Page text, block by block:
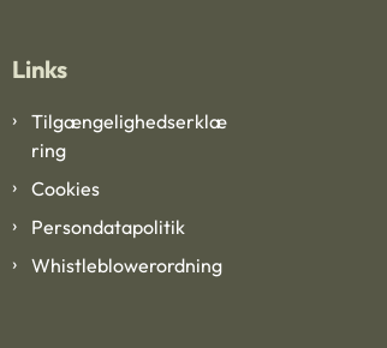
Links
Tilgængelighedserklæ
ring
Cookies
Persondatapolitik
Whistleblowerordning